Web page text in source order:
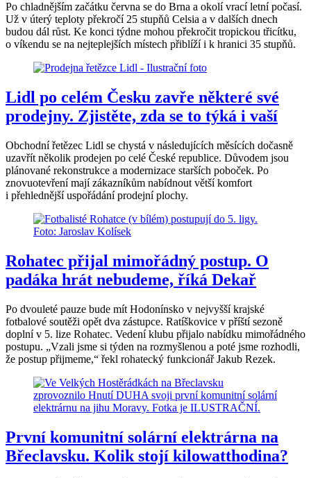
Po chladnějším začátku června se do Brna a okolí vrací letní počasí.
Už v úterý teploty překročí 25 stupňů Celsia a v dalších dnech
budou dál růst. Ke konci týdne mohou překročit tropickou třicítku,
o víkendu se na nejteplejších místech přiblíží i k hranici 35 stupňů.
Lidl po celém Česku zavře některé své
prodejny. Zjistěte, zda se to týká i vaší
Obchodní řetězec Lidl se chystá v následujících měsících dočasně
uzavřít několik prodejen po celé České republice. Důvodem jsou
plánované rekonstrukce a modernizace starších poboček. Po
znovuotevření mají zákazníkům nabídnout větší komfort
i přehlednější uspořádání prodejní plochy.
Rohatec přijal mimořádný postup. O
padáka hrát nebudeme, říká Dekař
Po dvouleté pauze bude mít Hodonínsko v nejvyšší krajské
fotbalové soutěži opět dva zástupce. Ratíškovice v příští sezoně
doplní v 5. lize Rohatec. Vedení klubu přijalo nabídku mimořádného
postupu. „Vzali jsme si týden na rozmyšlenou a poté jsme rozhodli,
že postup přijmeme,“ řekl rohatecký funkcionář Jakub Rezek.
První komunitní solární elektrárna na
Břeclavsku. Kolik stojí kilowatthodina?